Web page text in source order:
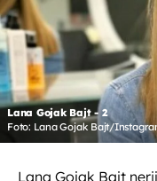
Lana Gojak Bajt - 2
Foto: Lana Gojak Bajt/
Lana Gojak Bajt